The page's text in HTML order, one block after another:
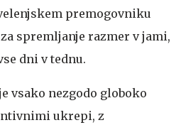
premogovniku
spremljanje razmer v jami,
dni v tednu.
vsako nezgodo globoko
ukrepi, z